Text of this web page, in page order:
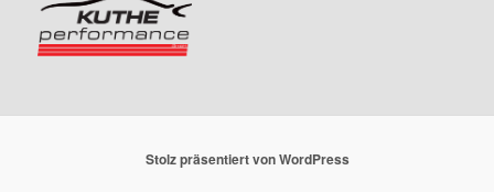
Stolz präsentiert von WordPress